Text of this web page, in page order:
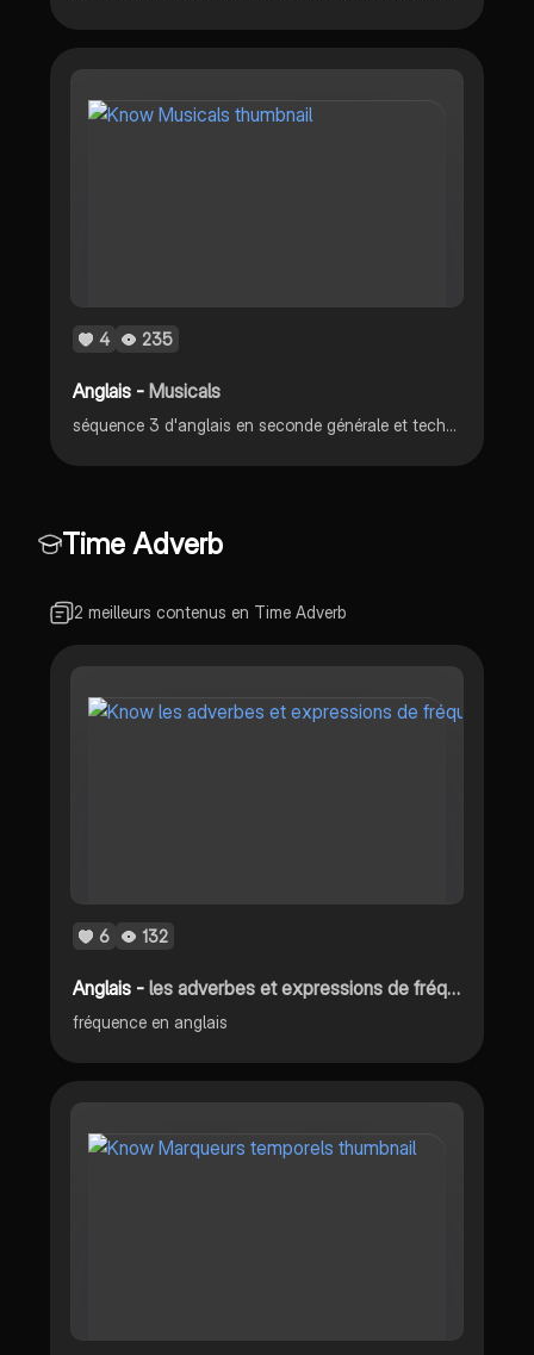
4 235
Anglais -Musicals
séquence 3 d'anglais en seconde générale et technologique
Time Adverb
2 meilleurs contenus en Time Adverb
6 132
Anglais -les adverbes et expressions de fréquence
fréquence en anglais